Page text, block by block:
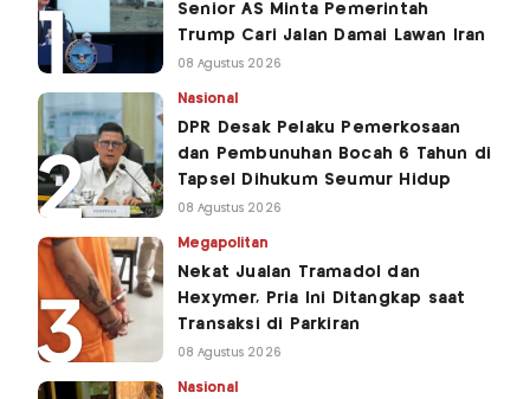
Senior AS Minta Pemerintah
Trump Cari Jalan Damai Lawan Iran
08 Agustus 2026
Nasional
DPR Desak Pelaku Pemerkosaan
dan Pembunuhan Bocah 6 Tahun di
Tapsel Dihukum Seumur Hidup
08 Agustus 2026
Megapolitan
Nekat Jualan Tramadol dan
Hexymer, Pria Ini Ditangkap saat
Transaksi di Parkiran
08 Agustus 2026
Nasional